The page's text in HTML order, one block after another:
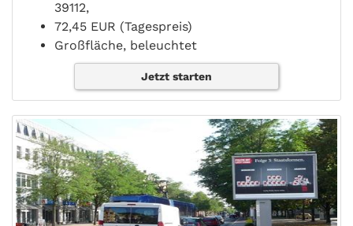
39112,
72,45 EUR (Tagespreis)
Großfläche, beleuchtet
Jetzt starten